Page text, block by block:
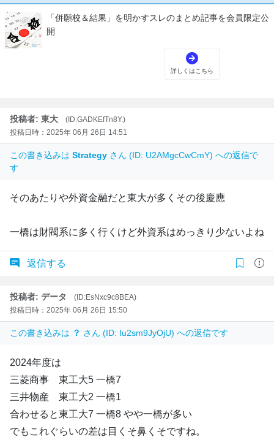
投稿者: 東大
(ID:GADKEfTn8Y.)
投稿日時：2025年 06月 26日 14:51
この書き込みは Strategy さん (ID: U2AMgcCwCmY) への返信で
す
そのあたりや外資金融だと東大が多くその後慶應
一橋は財閥系に多く行くけど外資系はめっきり少ないよね
返信する
投稿者: データ
(ID:EsNxc9c8BEA)
投稿日時：2025年 06月 26日 15:50
この書き込みは ？ さん (ID: Iu2sm9JyOjU) への返信です
2024年度は
三菱商事 東工大5 一橋7
三井物産 東工大2 一橋1
合わせると東工大7 一橋8 やや一橋が多い
でもこれぐらいの差は目くそ鼻くそですね。